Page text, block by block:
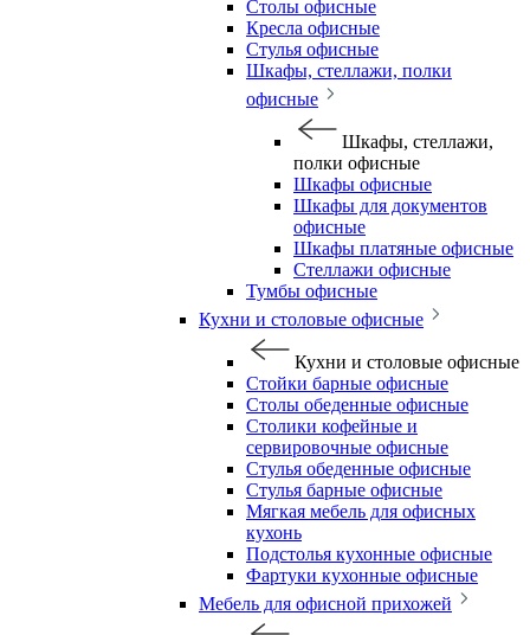
Столы офисные
Кресла офисные
Стулья офисные
Шкафы, стеллажи, полки
офисные
Шкафы, стеллажи,
полки офисные
Шкафы офисные
Шкафы для документов
офисные
Шкафы платяные офисные
Стеллажи офисные
Тумбы офисные
Кухни и столовые офисные
Кухни и столовые офисные
Стойки барные офисные
Столы обеденные офисные
Столики кофейные и
сервировочные офисные
Стулья обеденные офисные
Стулья барные офисные
Мягкая мебель для офисных
кухонь
Подстолья кухонные офисные
Фартуки кухонные офисные
Мебель для офисной прихожей